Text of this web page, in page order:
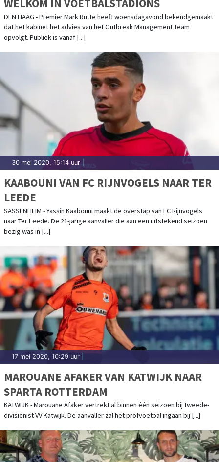
WELKOM IN VOETBALSTADIONS
DEN HAAG - Premier Mark Rutte heeft woensdagavond bekendgemaakt
dat het kabinet het advies van het Outbreak Management Team
opvolgt. Publiek is vanaf [...]
30 mei 2020, 15:14 uur
KAABOUNI VAN FC RIJNVOGELS NAAR TER
LEEDE
SASSENHEIM - Yassin Kaabouni maakt de overstap van FC Rijnvogels
naar Ter Leede. De 21-jarige aanvaller die aan een uitstekend seizoen
bezig was in [...]
17 mei 2020, 10:29 uur
MAROUANE AFAKER VAN KATWIJK NAAR
SPARTA ROTTERDAM
KATWIJK - Marouane Afaker vertrekt al binnen één seizoen bij tweede-
divisionist VV Katwijk. De aanvaller zal het profvoetbal ingaan bij [...]